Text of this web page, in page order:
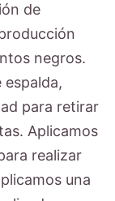
de
negros.
espalda,
para retirar
Aplicamos
realizar
una